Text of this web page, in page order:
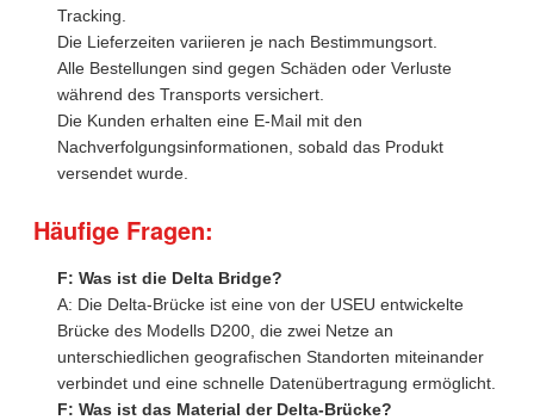
Tracking.
Die Lieferzeiten variieren je nach Bestimmungsort.
Alle Bestellungen sind gegen Schäden oder Verluste
während des Transports versichert.
Die Kunden erhalten eine E-Mail mit den
Nachverfolgungsinformationen, sobald das Produkt
versendet wurde.
Häufige Fragen:
F: Was ist die Delta Bridge?
A: Die Delta-Brücke ist eine von der USEU entwickelte
Brücke des Modells D200, die zwei Netze an
unterschiedlichen geografischen Standorten miteinander
verbindet und eine schnelle Datenübertragung ermöglicht.
F: Was ist das Material der Delta-Brücke?